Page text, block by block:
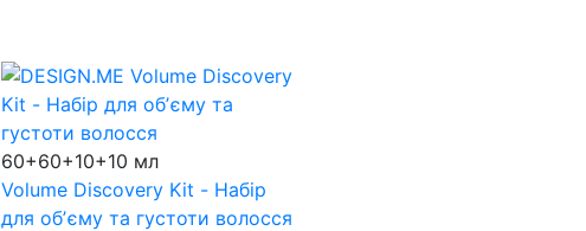
60+60+10+10 мл
Volume Discovery Kit - Набір
для обʼєму та густоти волосся